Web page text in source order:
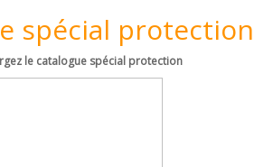
spécial protection
le catalogue spécial protection